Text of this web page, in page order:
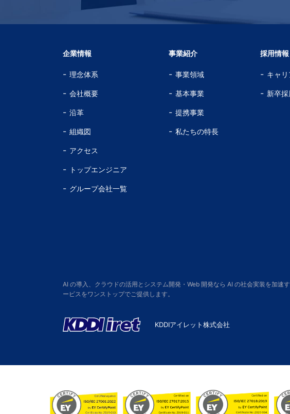
企業情報
理念体系
会社概要
沿革
組織図
アクセス
トップエンジニア
グループ会社一覧
事業紹介
事業領域
基本事業
提携事業
私たちの特長
採用情報
キャ
新卒
AI の導入、クラウドの活用とシステム開発・Web 開発なら AI の社会実装を加
ービスをワンストップでご提供します。
KDDIアイレット株式会社